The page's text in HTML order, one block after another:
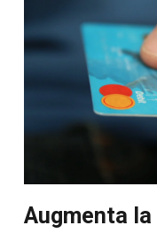
Augmenta